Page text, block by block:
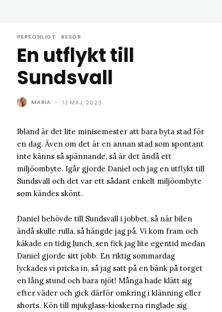
PERSONLIGT RESOR
En utflykt till
Sundsvall
MARIA - 13 MAJ, 2023
Ibland är det lite minisemester att bara byta stad för
en dag. Även om det är en annan stad som spontant
inte känns så spännande, så är det ändå ett
miljöombyte. Igår gjorde Daniel och jag en utflykt till
Sundsvall och det var ett sådant enkelt miljöombyte
som kändes skönt.
Daniel behövde till Sundsvall i jobbet, så när bilen
ändå skulle rulla, så hängde jag på. Vi kom fram och
käkade en tidig lunch, sen fick jag lite egentid medan
Daniel gjorde sitt jobb. En riktig sommardag
lyckades vi pricka in, så jag satt på en bänk på torget
en lång stund och bara njöt! Många hade klätt sig
efter väder och gick därför omkring i klänning eller
shorts. Kön till mjukglass-kioskerna ringlade sig